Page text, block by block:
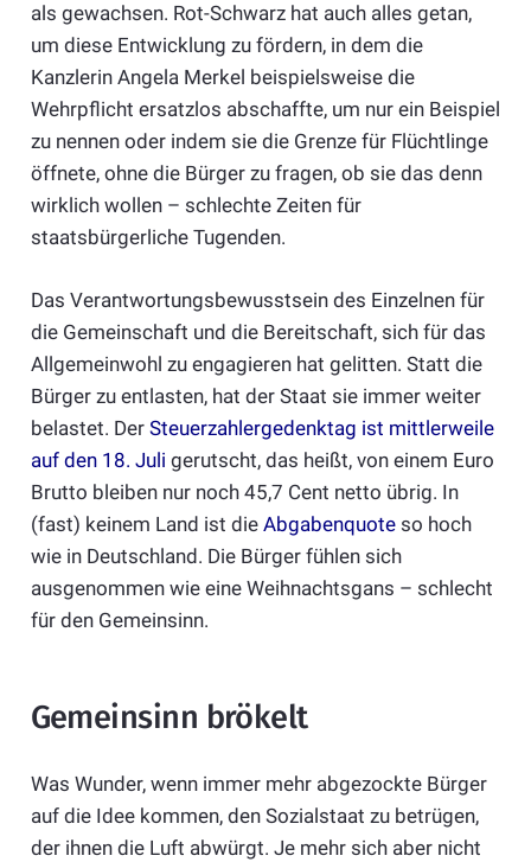
als gewachsen. Rot-Schwarz hat auch alles getan,
um diese Entwicklung zu fördern, in dem die
Kanzlerin Angela Merkel beispielsweise die
Wehrpflicht ersatzlos abschaffte, um nur ein Beispiel
zu nennen oder indem sie die Grenze für Flüchtlinge
öffnete, ohne die Bürger zu fragen, ob sie das denn
wirklich wollen – schlechte Zeiten für
staatsbürgerliche Tugenden.
Das Verantwortungsbewusstsein des Einzelnen für
die Gemeinschaft und die Bereitschaft, sich für das
Allgemeinwohl zu engagieren hat gelitten. Statt die
Bürger zu entlasten, hat der Staat sie immer weiter
belastet. Der Steuerzahlergedenktag ist mittlerweile
auf den 18. Juli gerutscht, das heißt, von einem Euro
Brutto bleiben nur noch 45,7 Cent netto übrig. In
(fast) keinem Land ist die Abgabenquoteso hoch
wie in Deutschland. Die Bürger fühlen sich
ausgenommen wie eine Weihnachtsgans – schlecht
für den Gemeinsinn.
Gemeinsinn brökelt
Was Wunder, wenn immer mehr abgezockte Bürger
auf die Idee kommen, den Sozialstaat zu betrügen,
der ihnen die Luft abwürgt. Je mehr sich aber nicht